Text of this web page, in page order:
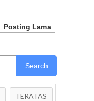
Posting Lama
Search
TERATAS